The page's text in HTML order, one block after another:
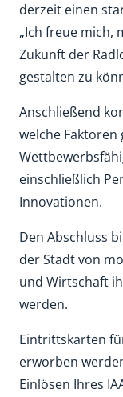
derzeit einen
„Ich freue mich,
Zukunft der
gestalten zu
Anschließend
welche
einschließlich
Innovationen.
Den Abschluss
der Stadt von
und Wirtschaft
werden.
Eintrittskarten
erworben
Einlösen Ihres